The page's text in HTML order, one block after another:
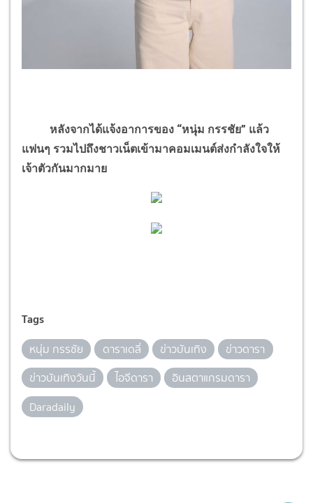
หลังจากได้แจ้งอาการของ “หนุ่ม กรรชัย” แล้ว
แฟนๆ รวมไปถึงชาวเน็ตเข้ามาคอมเมนต์ส่งกำลังใจให้
เจ้าตัวกันมากมาย
Tags
หนุ่ม กรรชัย ดาราเดลี่ ข่าวบันเทิง
ข่าวดารา
ข่าวบันเทิงวันนี้
ไอจีดารา
อินสตาแกรมดารา
Daradaily